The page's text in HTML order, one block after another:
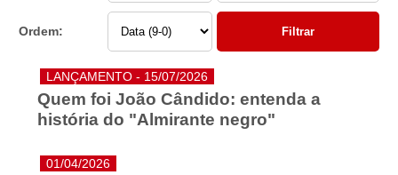
Ordem:
LANÇAMENTO - 15/07/2026
​Quem foi João Cândido: entenda a
história do "Almirante negro"
01/04/2026